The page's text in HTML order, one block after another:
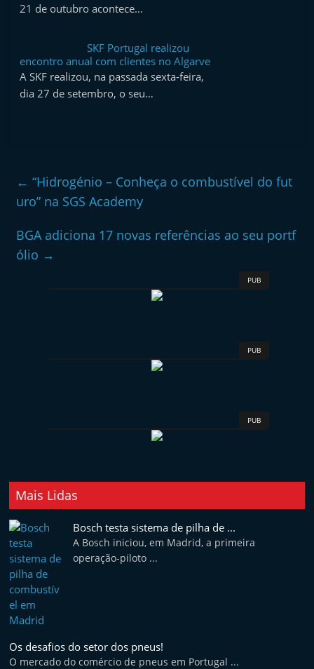
t
m
ó
v
P
o
21 de outubro acontece…
SKF Portugal realizou
encontro anual com clientes no Algarve
A SKF realizou, na passada sexta-feira,
dia 27 de setembro, o seu…
← “Hidrogénio – Conheça o combustível do fut
uro” na SGS Academy
BGA adiciona 17 novas referências ao seu portf
ólio →
PUB
PUB
PUB
Mais Lidas
Bosch testa sistema de pilha de ...
A Bosch iniciou, em Madrid, a primeira
operação-piloto ...
Os desafios do setor dos pneus!
O mercado do comércio de pneus em Portugal ...